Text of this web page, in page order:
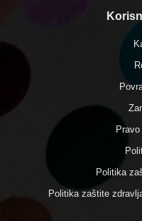
Politika
Politika zaštite